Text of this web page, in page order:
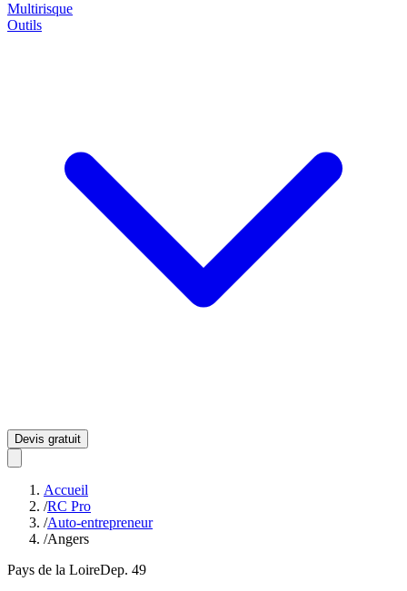
Multirisque
Outils
Devis gratuit
Accueil
/RC Pro
/Auto-entrepreneur
/Angers
Pays de la LoireDep. 49